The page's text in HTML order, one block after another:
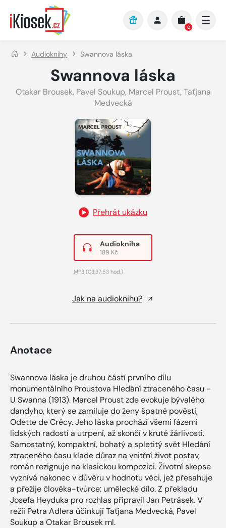
Přejít na hlavní obsah
0
Audioknihy Swannova láska
Swannova láska
Otakar Brousek, Pavel Soukup, Marcel Proust, Taťjana
Medvecká
Přehrát ukázku
Audiokniha
189 Kč
MP3 (03:37:53 hod.)
Jak na audioknihu?
Anotace
Swannova láska je druhou částí prvního dílu
monumentálního Proustova Hledání ztraceného času -
U Swanna (1913). Marcel Proust zde evokuje bývalého
dandyho, který se zamiluje do ženy špatné pověsti,
Odette de Crécy. Jeho láska prochází všemi fázemi
lidských radostí a utrpení, až skončí v kruté žárlivosti.
Samostatný, kompaktní, bohatý a spletitý svět Hledání
ztraceného času klade důraz na vnitřní život postav,
román rezignuje na klasickou kompozici. Životní skepse
vyznívá nakonec v důvěru v hodnotu věci, jež přesahuje
a přežije člověka-tvůrce: umělecké dílo. Z překladu
Josefa Heyduka pro rozhlas připravil Jan Petrásek. V
režii Petra Adlera účinkují Taťjana Medvecká, Pavel
Soukup a Otakar Brousek ml.